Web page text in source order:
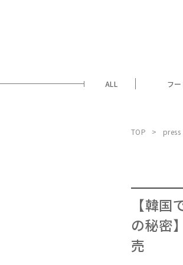
ALL フ
TOP press
【韓
の秘密
売